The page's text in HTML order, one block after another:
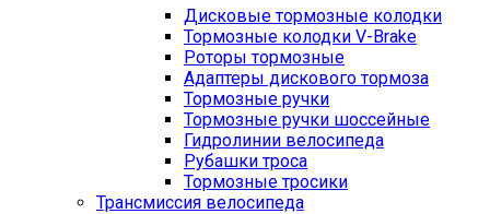
Дисковые тормозные колодки
Тормозные колодки V-Brake
Роторы тормозные
Адаптеры дискового тормоза
Тормозные ручки
Тормозные ручки шоссейные
Гидролинии велосипеда
Рубашки троса
Тормозные тросики
Трансмиссия велосипеда